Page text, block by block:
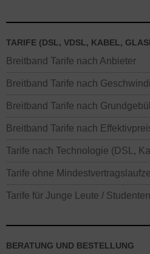
TARIFE (DSL, VDSL, KABEL,
Breitband Tarife nach Anbieter
Breitband Tarife nach
Breitband Tarife nach
Breitband Tarife nach
Tarife nach Technologie (DSL,
Tarife ohne
Tarife für Junge Leute / Studenten
BERATUNG UND BESTELLUNG